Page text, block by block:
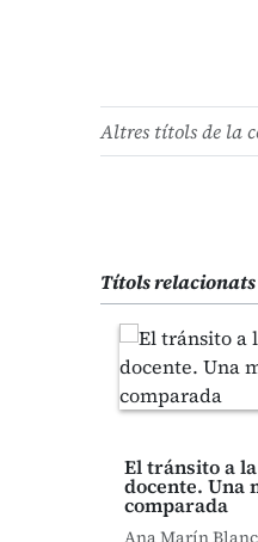
Altres títols de la
Títols relacionats
El tránsito a
docente. Una
comparada
Ana Marín